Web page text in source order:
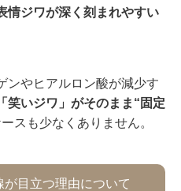
情ジワが深く刻まれやすい
ンやヒアルロン酸が減少す
「笑いジワ」がそのまま“固定
スも少なくありません。
目立つ理由について